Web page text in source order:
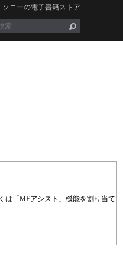
ソニーの電子書籍ストア
は「MFアシスト」機能を割り当て